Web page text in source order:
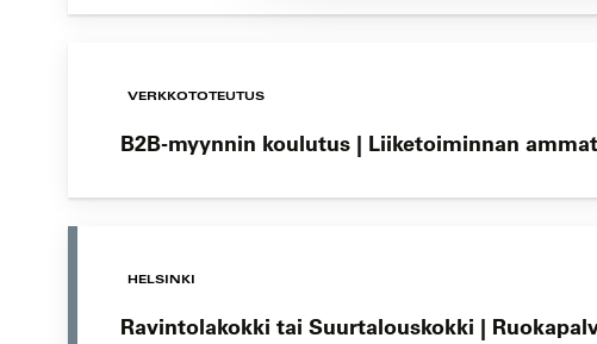
VERKKOTOTEUTUS
B2B-myynnin koulutus | Liiketoiminnan
HELSINKI
Ravintolakokki tai Suurtalouskokki |